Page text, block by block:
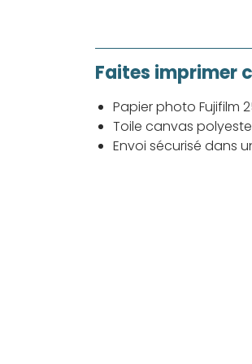
Faites imprimer
Papier photo Fujifilm
Toile canvas
Envoi sécurisé dans